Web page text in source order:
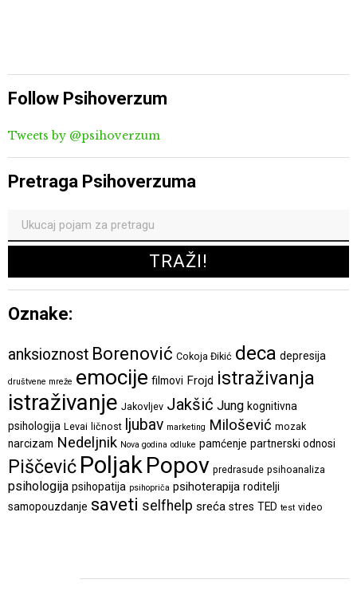
Follow Psihoverzum
Tweets by @psihoverzum
Pretraga Psihoverzuma
Oznake:
anksioznost Borenović Cokoja Đikić deca depresija
društvene mreže emocije filmovi Frojd istraživanja
istraživanje Jakovljev Jakšić Jung kognitivna
psihologija Levai ličnost ljubav marketing Milošević mozak
narcizam Nedeljnik Nova godina odluke pamćenje partnerski odnosi
Piščević PoljakPopov predrasude psihoanaliza
psihologija psihopatija psihopriča psihoterapija roditelji
samopouzdanje saveti selfhelp sreća stres TED test video